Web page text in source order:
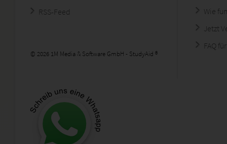
RSS-Feed
© 2026 1M Media & Software GmbH - StudyAid ®
Wie
Jetzt
FAQ